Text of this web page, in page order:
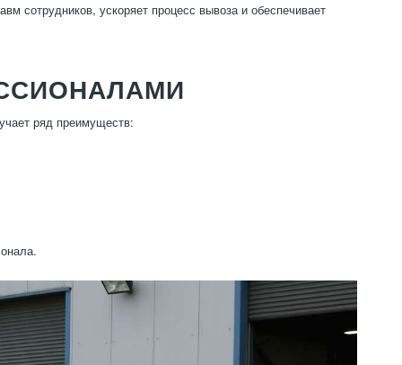
сотрудников, ускоряет процесс вывоза и обеспечивает
ряд преимуществ: